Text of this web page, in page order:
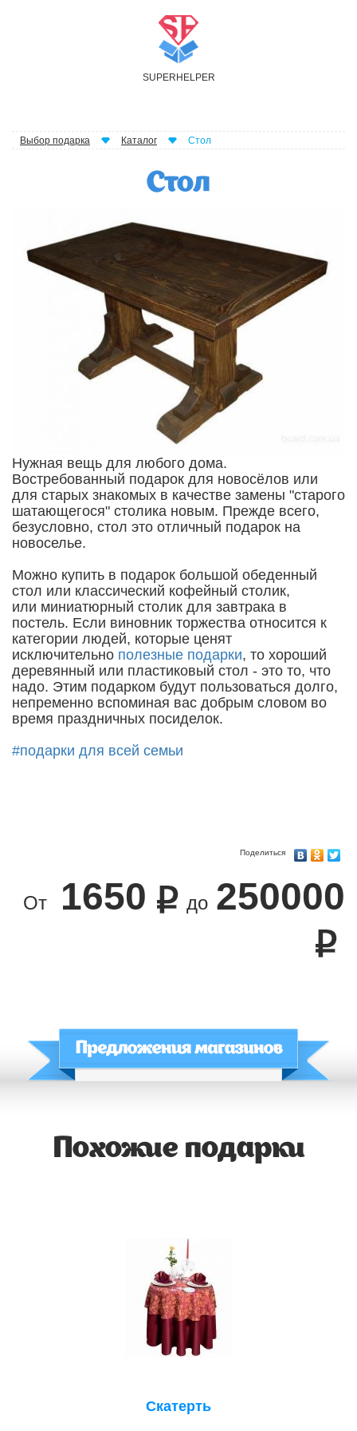
SUPER H ELPER
Выбор подарка Каталог Стол
Стол
Нужная вещь для любого дома.
Востребованный подарок для новосёлов или
для старых знакомых в качестве замены "старого
шатающегося" столика новым. Прежде всего,
безусловно, стол это отличный подарок на
новоселье.
Можно купить в подарок большой обеденный
стол или классический кофейный столик,
или миниатюрный столик для завтрака в
постель. Если виновник торжества относится к
категории людей, которые ценят
исключительно полезные подарки, то хороший
деревянный или пластиковый стол - это то, что
надо. Этим подарком будут пользоваться долго,
непременно вспоминая вас добрым словом во
время праздничных посиделок.
#подарки для всей семьи
Поделиться
От 1650 до 250000
Похожие подарки
Скатерть